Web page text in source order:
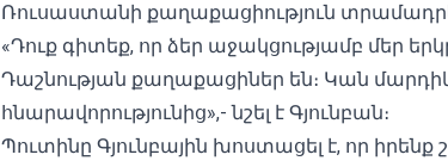
Ռուսաստանի քաղաքացիություն
«Դուք գիտեք, որ ձեր աջակցությամբ մեր
Դաշնության քաղաքացիներ են։ Կան
հնարավորությունից»,- նշել է Գյունբան։
Պուտինը Գյունբային խոստացել է, որ